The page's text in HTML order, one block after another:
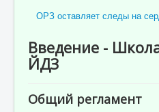
ОРЗ оставляет следы на
Введение -
ЙДЗ
Общий регламент